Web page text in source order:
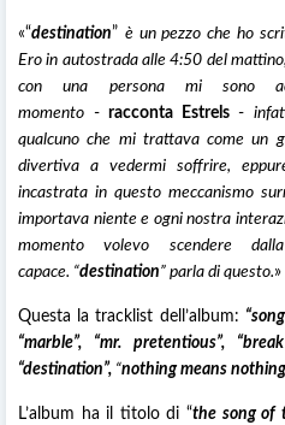
«“destination” è un pezzo che ho
Ero in autostrada alle 4:50 del
con una persona mi sono
momento -racconta Estrels-
qualcuno che mi trattava come un
divertiva a vedermi soffrire,
incastrata in questo meccanismo
importava niente e ogni nostra
momento volevo scendere
capace. “destination” parla di questo.»
Questa la tracklist dell’album:
“marble”, “mr. pretentious”,
“destination”, “nothing means
L’album ha il titolo di “the song of